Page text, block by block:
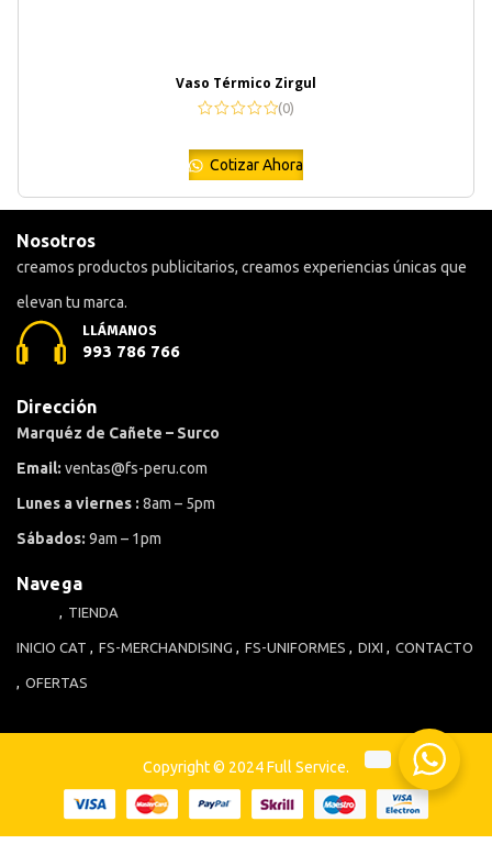
Vaso Térmico Zirgul
(0)
Cotizar Ahora
Nosotros
creamos productos publicitarios, creamos experiencias únicas que
elevan tu marca.
LLÁMANOS
993 786 766
Dirección
Marquéz de Cañete – Surco
Email: ventas@fs-peru.com
Lunes a viernes : 8am – 5pm
Sábados: 9am – 1pm
Navega
INICIO
TIENDA
CAT FS-MERCHANDISING FS-UNIFORMES DIXI CONTACTO
OFERTAS
Copyright © 2024 Full Service.